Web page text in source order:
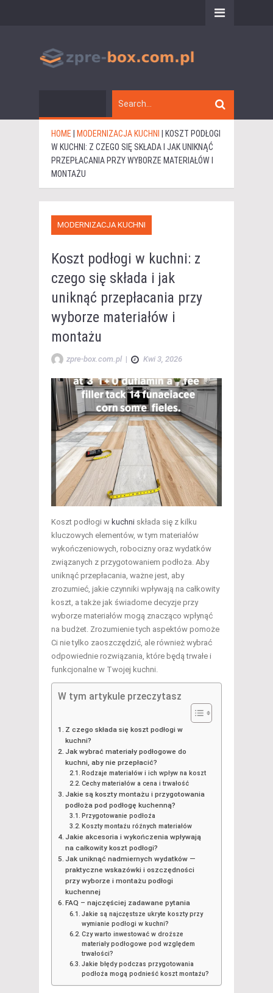
HOME MODERNIZACJA KUCHNI
KOSZT PODŁOGI
W KUCHNI: Z CZEGO SIĘ SKŁADA I JAK UNIKNĄĆ
PRZEPŁACANIA PRZY WYBORZE MATERIAŁÓW I
MONTAŻU
MODERNIZACJA KUCHNI
Koszt podłogi w kuchni: z
czego się składa i jak
uniknąć przepłacania przy
wyborze materiałów i
montażu
zpre-box.com.pl | Kwi 3, 2026
Koszt podłogi w kuchni składa się z kilku
kluczowych elementów, w tym materiałów
wykończeniowych, robocizny oraz wydatków
związanych z przygotowaniem podłoża. Aby
uniknąć przepłacania, ważne jest, aby
zrozumieć, jakie czynniki wpływają na całkowity
koszt, a także jak świadome decyzje przy
wyborze materiałów mogą znacząco wpłynąć
na budżet. Zrozumienie tych aspektów pomoże
Ci nie tylko zaoszczędzić, ale również wybrać
odpowiednie rozwiązania, które będą trwałe i
funkcjonalne w Twojej kuchni.
W tym artykule przeczytasz
Z czego składa się koszt podłogi w
kuchni?
Jak wybrać materiały podłogowe do
kuchni, aby nie przepłacić?
Rodzaje materiałów i ich wpływ na koszt
Cechy materiałów a cena i trwałość
Jakie są koszty montażu i przygotowania
podłoża pod podłogę kuchenną?
Przygotowanie podłoża
Koszty montażu różnych materiałów
Jakie akcesoria i wykończenia wpływają
na całkowity koszt podłogi?
Jak uniknąć nadmiernych wydatków —
praktyczne wskazówki i oszczędności
przy wyborze i montażu podłogi
kuchennej
FAQ – najczęściej zadawane pytania
Jakie są najczęstsze ukryte koszty przy
wymianie podłogi w kuchni?
Czy warto inwestować w droższe
materiały podłogowe pod względem
trwałości?
Jakie błędy podczas przygotowania
podłoża mogą podnieść koszt montażu?